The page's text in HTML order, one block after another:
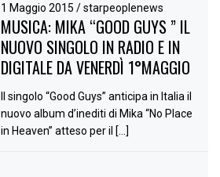
1 Maggio 2015/ starpeoplenews
MUSICA: MIKA “GOOD GUYS ” IL
NUOVO SINGOLO IN RADIO E IN
DIGITALE DA VENERDÌ 1°MAGGIO
Il singolo “Good Guys” anticipa in Italia il
nuovo album d’inediti di Mika “No Place
in Heaven” atteso per il […]